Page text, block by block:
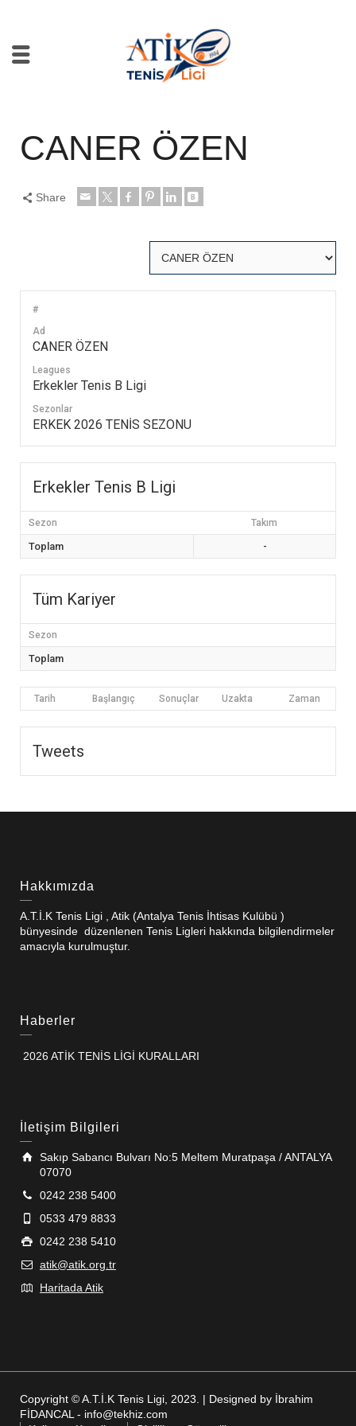
CANER ÖZEN
Share
#
Ad
CANER ÖZEN
Leagues
Erkekler Tenis B Ligi
Sezonlar
ERKEK 2026 TENİS SEZONU
Erkekler Tenis B Ligi
Sezon Takım
Toplam -
Tüm Kariyer
Sezon
Toplam
Tarih Başlangıç Sonuçlar Uzakta Zaman
Tweets
Hakkımızda
A.T.İ.K Tenis Ligi , Atik (Antalya Tenis İhtisas Kulübü )
bünyesinde düzenlenen Tenis Ligleri hakkında bilgilendirmeler
amacıyla kurulmuştur.
Haberler
2026 ATİK TENİS LİGİ KURALLARI
İletişim Bilgileri
Sakıp Sabancı Bulvarı No:5 Meltem Muratpaşa / ANTALYA
07070
0242 238 5400
0533 479 8833
0242 238 5410
atik@atik.org.tr
Haritada Atik
Copyright © A.T.İ.K Tenis Ligi, 2023. | Designed by İbrahim
FİDANCAL - info@tekhiz.com